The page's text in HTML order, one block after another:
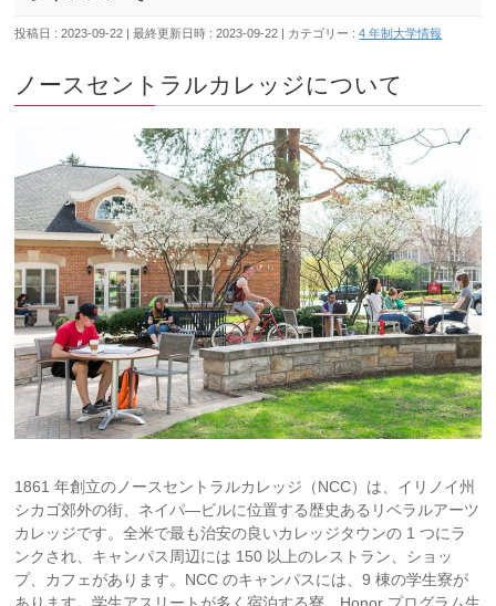
投稿日 : 2023-09-22 最終更新日時 : 2023-09-22 カテゴリー :4 年制大学情報
ノースセントラルカレッジについて
1861 年創立のノースセントラルカレッジ（NCC）は、イリノイ州
シカゴ郊外の街、ネイパ―ビルに位置する歴史あるリベラルアーツ
カレッジです。全米で最も治安の良いカレッジタウンの 1 つにラ
ンクされ、キャンパス周辺には 150 以上のレストラン、ショッ
プ、カフェがあります。NCC のキャンパスには、9 棟の学生寮が
あります。学生アスリートが多く宿泊する寮、Honor プログラム生